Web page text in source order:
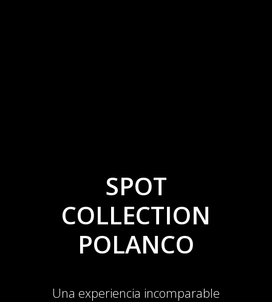
SPOT
COLLECTION
POLANCO
Una experiencia incomparable